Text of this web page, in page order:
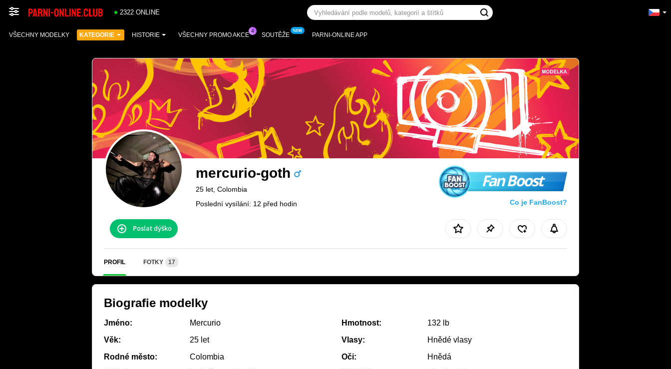
2322 ONLINE
VŠECHNY MODELKY KATEGORIE HISTORIE VŠECHNY PROMO AKCE SOUTĚŽE PARNI-ONLINE APP
mercurio-goth
25 let, Colombia
Poslední vysílání: 12 před hodin
Fan Boost
Co je FanBoost?
Poslat dýško
PROFIL FOTKY 17
Biografie modelky
Jméno:
Mercurio
Věk:
25 let
Rodné město:
Colombia
Hmotnost:
132 lb
Vlasy:
Hnědé vlasy
Oči:
Hnědá